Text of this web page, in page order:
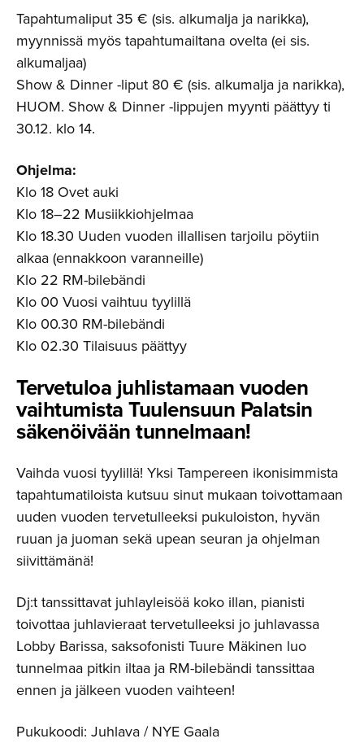
Tapahtumaliput 35 € (sis. alkumalja ja narikka),
myynnissä myös tapahtumailtana ovelta (ei sis.
alkumaljaa)
Show & Dinner -liput 80 € (sis. alkumalja ja narikka),
HUOM. Show & Dinner -lippujen myynti päättyy ti
30.12. klo 14.
Ohjelma:
Klo 18 Ovet auki
Klo 18–22 Musiikkiohjelmaa
Klo 18.30 Uuden vuoden illallisen tarjoilu pöytiin
alkaa (ennakkoon varanneille)
Klo 22 RM-bilebändi
Klo 00 Vuosi vaihtuu tyylillä
Klo 00.30 RM-bilebändi
Klo 02.30 Tilaisuus päättyy
Tervetuloa juhlistamaan vuoden
vaihtumista Tuulensuun Palatsin
säkenöivään tunnelmaan!
Vaihda vuosi tyylillä! Yksi Tampereen ikonisimmista
tapahtumatiloista kutsuu sinut mukaan toivottamaan
uuden vuoden tervetulleeksi pukuloiston, hyvän
ruuan ja juoman sekä upean seuran ja ohjelman
siivittämänä!
Dj:t tanssittavat juhlayleisöä koko illan, pianisti
toivottaa juhlavieraat tervetulleeksi jo juhlavassa
Lobby Barissa, saksofonisti Tuure Mäkinen luo
tunnelmaa pitkin iltaa ja RM-bilebändi tanssittaa
ennen ja jälkeen vuoden vaihteen!
Pukukoodi: Juhlava / NYE Gaala